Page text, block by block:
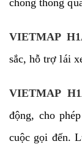
VIETMAP
sắc, hỗ trợ lái
VIETMAP
động, cho
cuộc gọi đến.